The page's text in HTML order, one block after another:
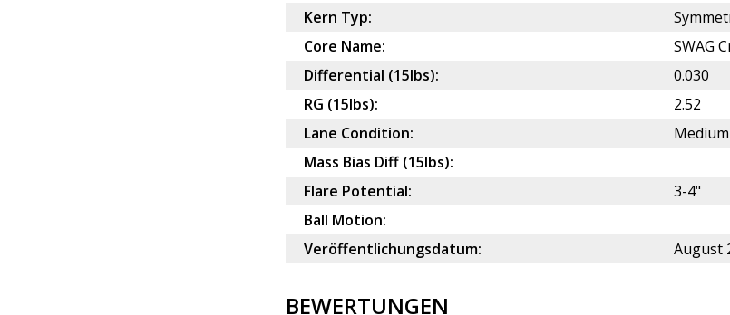
Kern Typ:
Core Name:
SWAG
Differential (15lbs):
0.030
RG (15lbs):
2.52
Lane Condition:
Mass Bias Diff (15lbs):
Flare Potential:
3-4"
Ball Motion:
Veröffentlichungsdatum:
August
BEWERTUNGEN